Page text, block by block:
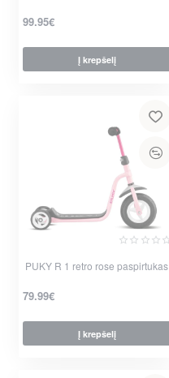
99.95€
Į krepšelį
PUKY R 1 retro rose paspirtukas
79.99€
Į krepšelį